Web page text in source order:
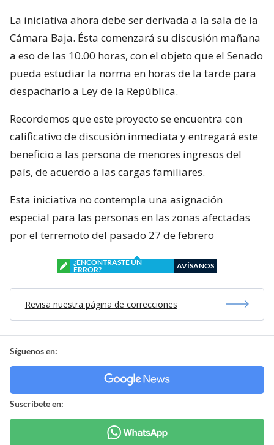
La iniciativa ahora debe ser derivada a la sala de la
Cámara Baja. Ésta comenzará su discusión mañana
a eso de las 10.00 horas, con el objeto que el Senado
pueda estudiar la norma en horas de la tarde para
despacharlo a Ley de la República.
Recordemos que este proyecto se encuentra con
calificativo de discusión inmediata y entregará este
beneficio a las persona de menores ingresos del
país, de acuerdo a las cargas familiares.
Esta iniciativa no contempla una asignación
especial para las personas en las zonas afectadas
por el terremoto del pasado 27 de febrero
¿ENCONTRASTE UN
ERROR?
AVÍSANOS
Revisa nuestra página de correcciones
Síguenos en:
Suscríbete en: